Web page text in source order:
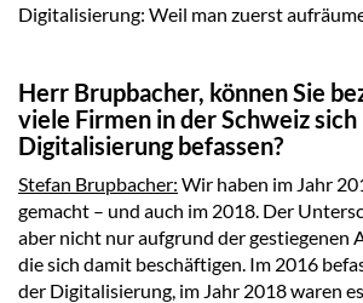
Digitalisierung: Weil man zuerst
Herr Brupbacher, können Sie
viele Firmen in der Schweiz
Digitalisierung befassen?
Stefan Brupbacher: Wir haben im Jahr
gemacht – und auch im 2018. Der
aber nicht nur aufgrund der gestiegenen
die sich damit beschäftigen. Im 2016
der Digitalisierung, im Jahr 2018 waren